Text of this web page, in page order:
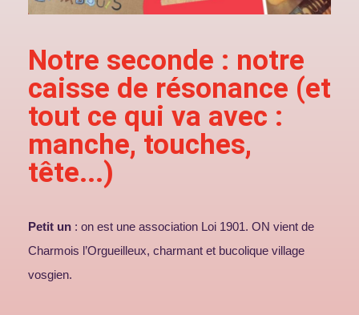
Notre seconde : notre
caisse de résonance (et
tout ce qui va avec :
manche, touches,
tête...)
Petit un : on est une association Loi 1901. ON vient de
Charmois l’Orgueilleux, charmant et bucolique village
vosgien.